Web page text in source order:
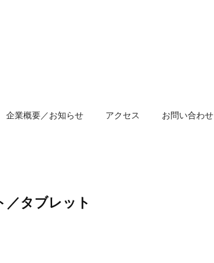
企業概要／お知らせ アクセス お問い合わせ
タブレット